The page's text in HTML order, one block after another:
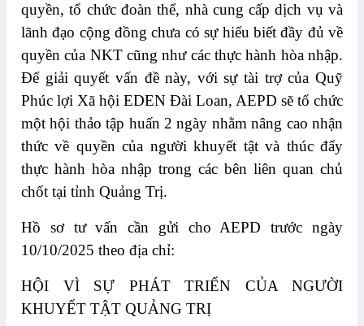
quyền, tổ chức đoàn thể, nhà cung cấp dịch vụ và
lãnh đạo cộng đồng chưa có sự hiểu biết đầy đủ về
quyền của NKT cũng như các thực hành hòa nhập.
Để giải quyết vấn đề này, với sự tài trợ của Quỹ
Phúc lợi Xã hội EDEN Đài Loan, AEPD sẽ tổ chức
một hội thảo tập huấn 2 ngày nhằm nâng cao nhận
thức về quyền của người khuyết tật và thúc đẩy
thực hành hòa nhập trong các bên liên quan chủ
chốt tại tỉnh Quảng Trị.
Hồ sơ tư vấn cần gửi cho AEPD trước ngày
10/10/2025 theo địa chỉ:
HỘI VÌ SỰ PHÁT TRIỂN CỦA NGƯỜI
KHUYẾT TẬT QUẢNG TRỊ